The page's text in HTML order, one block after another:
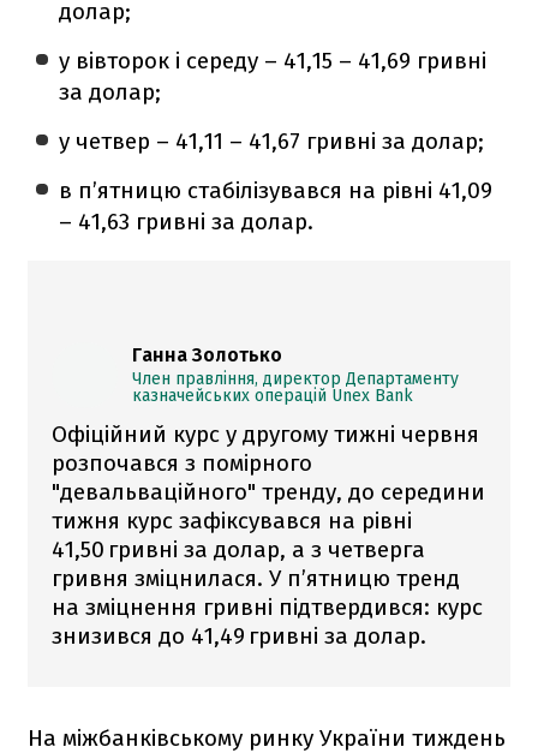
долар;
у вівторок і середу – 41,15 – 41,69 гривні
за долар;
у четвер – 41,11 – 41,67 гривні за долар;
в п’ятницю стабілізувався на рівні 41,09
– 41,63 гривні за долар.
Ганна Золотько
Член правління, директор Департаменту
казначейських операцій Unex Bank
Офіційний курс у другому тижні червня
розпочався з помірного
"девальваційного" тренду, до середини
тижня курс зафіксувався на рівні
41,50 гривні за долар, а з четверга
гривня зміцнилася. У п’ятницю тренд
на зміцнення гривні підтвердився: курс
знизився до 41,49 гривні за долар.
На міжбанківському ринку України тиждень